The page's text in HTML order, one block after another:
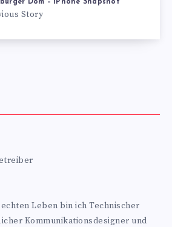
Dom – iPhone Snapshot
Story
Leben bin ich Technischer
Kommunikationsdesigner und